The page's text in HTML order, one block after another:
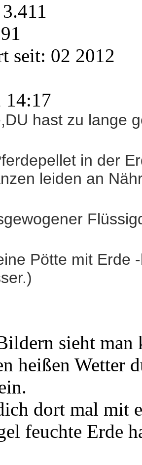
seit: 02 2012
14:17
hast zu lange
in der
leiden an
Pötte mit Erde
sieht man
heißen Wetter
dort mal mit
feuchte Erde